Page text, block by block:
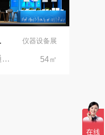
公司 仪器设备展
西班牙世界移动通信大会|西班牙巴塞罗那Fira Gran Via会展中心 54㎡
告参考模板范文
埃及跨境展会搭建执行服务商｜扎根北非会展实地落地，拆解行业乱象，帮国内企业参展少踩 90% 的坑